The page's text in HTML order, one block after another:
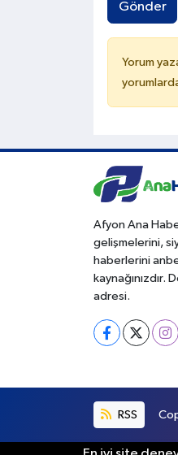
Gönder
Yorum
Afyon Ana
gelişmelerini,
haberlerini
kaynağınızdır.
adresi.
RSS